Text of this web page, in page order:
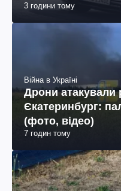
3 години тому
Війна в Україні
Дрони атакували
Єкатеринбург:
(фото, відео)
7 годин тому